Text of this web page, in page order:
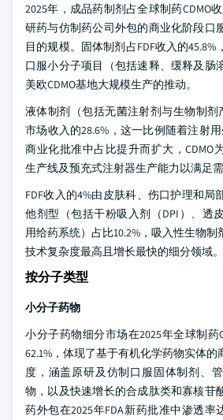
2025年，成品药制剂占全球制药CDMO
研药与仿制药公司外包的商业化阶段口
目的规模。固体制剂占FDF收入的
口服小分子项目（包括速释、缓释及肠
美欧CDMO基地大规模生产的推动。
液体制剂（包括无菌注射剂与生物制剂
市场收入的28.6%，这一比例随着注射用
商业化批准中占比提升而扩大，CDMO
生产线及预充式注射器生产能力以满足
FDF收入的4%由皮肤科、伤口护理和局
他剂型（包括干粉吸入剂（DPI）、透
用给药系统）占比10.2%，吸入性生物
技术复杂度最高且增长最快的细分领域。
按分子类型
小分子药物
小分子药物细分市场在2025年全球制药
62.1%，体现了基于有机化学药物实体
度，涵盖原研及仿制口服固体制剂、
物，以及快速增长的合成肽类和寡核苷
药外包在2025年FDA新药批准中渗透率